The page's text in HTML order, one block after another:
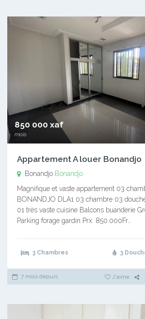
850 000 xaf
mois
Appartement A louer Bonandjo
Bonandjo Bonandjo
Magnifique et vaste appartement 03
BONANDJO DLA1 03 chambre 03
01 très vaste cuisine Balcons buanderie
Parking forage gardin Prx: 850.000Fr…
3 Chambres 3
7 mois depuis J'aime